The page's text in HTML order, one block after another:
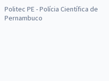
Politec PE - Polícia Científica de
Pernambuco